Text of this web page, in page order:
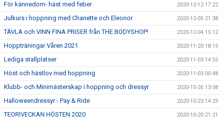
För kännedom- häst med feber 2020-12-12 17:22
Julkurs i hoppning med Chanette och Eleonor 2020-12-05 21:38
TÄVLA och VINN FINA PRISER från THE BODYSHOP! 2020-12-04 15:12
Hoppträningar Våren 2021 2020-11-20 18:15
Lediga stallplatser 2020-11-03 14:55
Höst och hästlov med hoppning 2020-11-03 00:48
Klubb- och Minimästerskap i hoppning och dressyr 2020-10-26 13:08
Halloweendressyr - Pay & Ride 2020-10-23 14:29
TEORIVECKAN HÖSTEN 2020 2020-10-20 21:21